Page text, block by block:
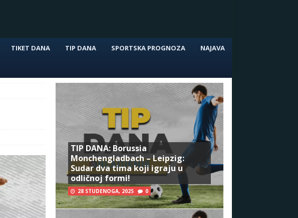
TIKET DANA TIP DANA SPORTSKA PROGNOZA NAJAVA
TIP DANA: Borussia
Monchengladbach – Leipzig:
Sudar dva tima koji igraju u
odličnoj formi!
28 STUDENOGA, 2025 0